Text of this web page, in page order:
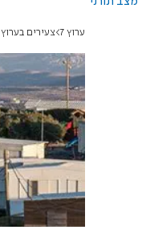
ערוץ 7 צעירים בערוץ 7